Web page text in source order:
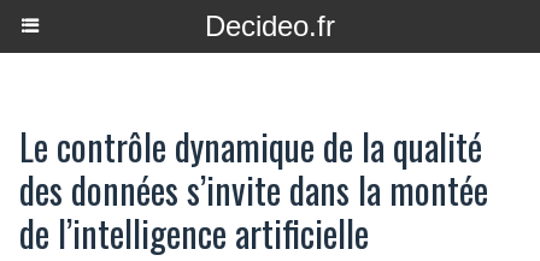
Decideo.fr
Le contrôle dynamique de la qualité
des données s’invite dans la montée
de l’intelligence artificielle